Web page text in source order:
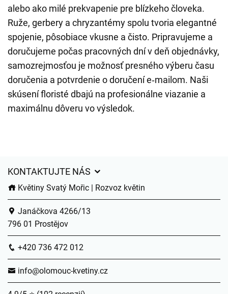
alebo ako milé prekvapenie pre blízkeho človeka.
Ruže, gerbery a chryzantémy spolu tvoria elegantné
spojenie, pôsobiace vkusne a čisto. Pripravujeme a
doručujeme počas pracovných dní v deň objednávky,
samozrejmosťou je možnosť presného výberu času
doručenia a potvrdenie o doručení e‑mailom. Naši
skúsení floristé dbajú na profesionálne viazanie a
maximálnu dôveru vo výsledok.
KONTAKTUJTE NÁS
Květiny Svatý Mořic | Rozvoz květin
Janáčkova 4266/13
796 01 Prostějov
+420 736 472 012
info@olomouc-kvetiny.cz